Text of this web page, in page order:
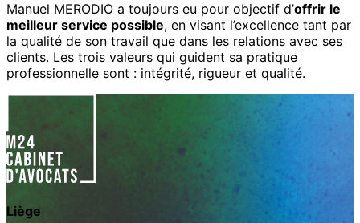
Manuel MERODIO a toujours eu pour objectif d’offrir le
meilleur service possible, en visant l’excellence tant par
la qualité de son travail que dans les relations avec ses
clients. Les trois valeurs qui guident sa pratique
professionnelle sont : intégrité, rigueur et qualité.
Liège